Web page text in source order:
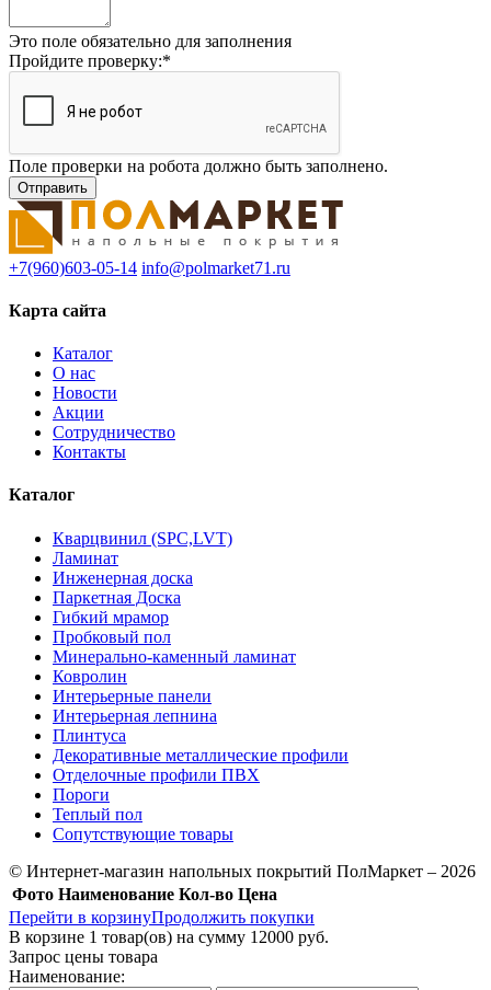
Это поле обязательно для заполнения
Пройдите проверку:*
Поле проверки на робота должно быть заполнено.
+7(960)603-05-14 info@polmarket71.ru
Карта сайта
Каталог
О нас
Новости
Акции
Сотрудничество
Контакты
Каталог
Кварцвинил (SPC,LVT)
Ламинат
Инженерная доска
Паркетная Доска
Гибкий мрамор
Пробковый пол
Минерально-каменный ламинат
Ковролин
Интерьерные панели
Интерьерная лепнина
Плинтуса
Декоративные металлические профили
Отделочные профили ПВХ
Пороги
Теплый пол
Сопутствующие товары
© Интернет-магазин напольных покрытий ПолМаркет – 2026
Фото Наименование Кол-во Цена
Перейти в корзинуПродолжить покупки
В корзине 1 товар(ов) на сумму 12000 руб.
Запрос цены товара
Наименование: